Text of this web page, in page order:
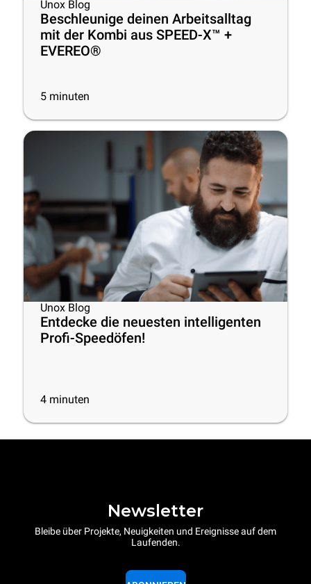
Unox Blog
Beschleunige deinen Arbeitsalltag
mit der Kombi aus SPEED-X™ +
EVEREO®
5 minuten
Unox Blog
Entdecke die neuesten intelligenten
Profi-Speedöfen!
4 minuten
Newsletter
Bleibe über Projekte, Neuigkeiten und Ereignisse auf dem
Laufenden.